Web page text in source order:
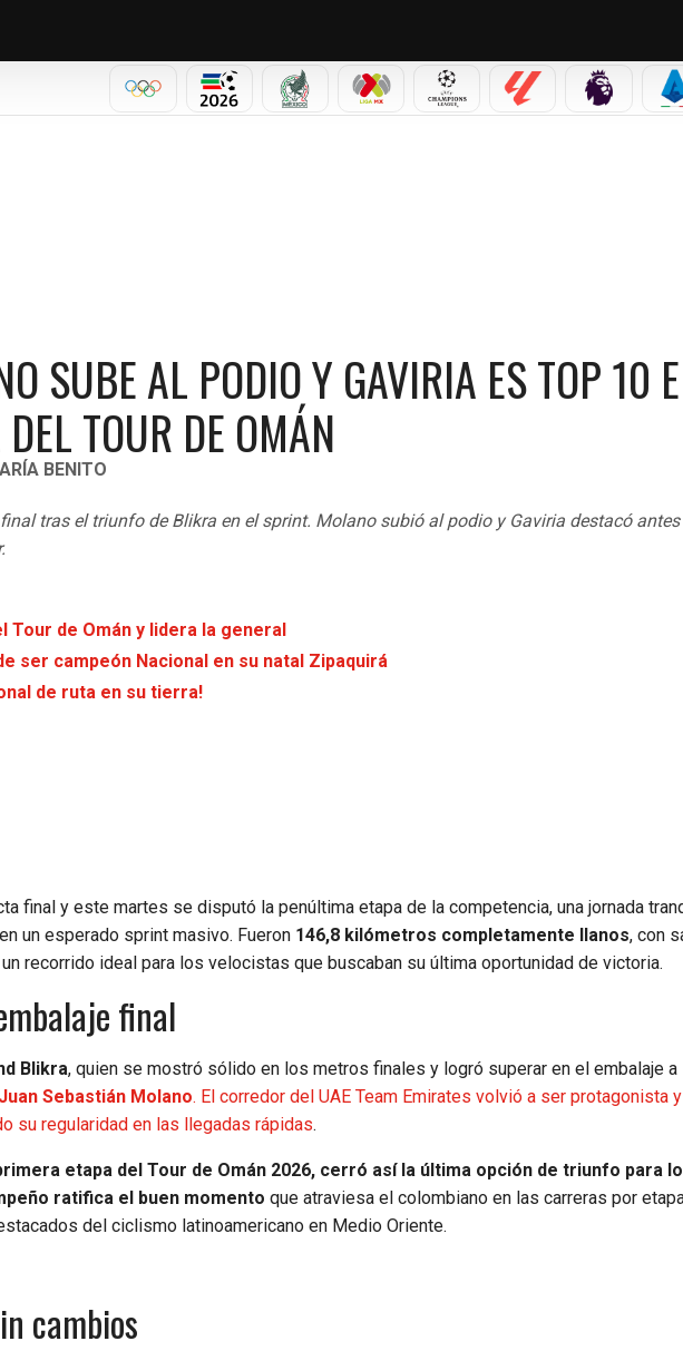
MILANO CORTINA 2026
MUNDIAL 2026SELECCIÓN MEXICANA
LIGA MX CHAMPIONS LEAGUE
LALIGA PREMIER
SUBE AL PODIO Y GAVIRIA ES TOP 10
TOUR DE OMÁN
BENITO
tras el triunfo de Blikra en el sprint. Molano subió al podio y Gaviria destacó antes
Tour de Omán y lidera la general
ser campeón Nacional en su natal Zipaquirá
de ruta en su tierra!
final y este martes se disputó la penúltima etapa de la competencia, una jornada
un esperado sprint masivo. Fueron 146,8 kilómetros completamente llanos, con
un recorrido ideal para los velocistas que buscaban su última oportunidad de victoria.
final
Blikra, quien se mostró sólido en los metros finales y logró superar en el embalaje a
Juan Sebastián Molano. El corredor del UAE Team Emirates volvió a ser protagonista
su regularidad en las llegadas rápidas.
etapa del Tour de Omán 2026, cerró así la última opción de triunfo para
ratifica el buen momento que atraviesa el colombiano en las carreras por
del ciclismo latinoamericano en Medio Oriente.
cambios